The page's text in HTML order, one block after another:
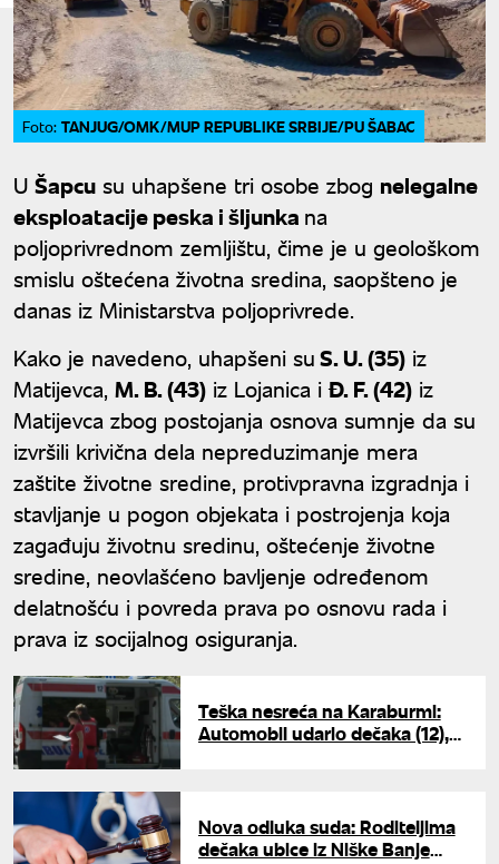
Foto: TANJUG/OMK/MUP REPUBLIKE SRBIJE/PU ŠABAC
U Šapcu su uhapšene tri osobe zbog nelegalne
eksploatacije peska i šljunka na
poljoprivrednom zemljištu, čime je u geološkom
smislu oštećena životna sredina, saopšteno je
danas iz Ministarstva poljoprivrede.
Kako je navedeno, uhapšeni suS. U. (35) iz
Matijevca, M. B. (43) iz Lojanica iĐ. F. (42) iz
Matijevca zbog postojanja osnova sumnje da su
izvršili krivična dela nepreduzimanje mera
zaštite životne sredine, protivpravna izgradnja i
stavljanje u pogon objekata i postrojenja koja
zagađuju životnu sredinu, oštećenje životne
sredine, neovlašćeno bavljenje određenom
delatnošću i povreda prava po osnovu rada i
prava iz socijalnog osiguranja.
Teška nesreća na Karaburmi:
Automobil udario dečaka (12),
Nova odluka suda: Roditeljima
dečaka ubice iz Niške Banje